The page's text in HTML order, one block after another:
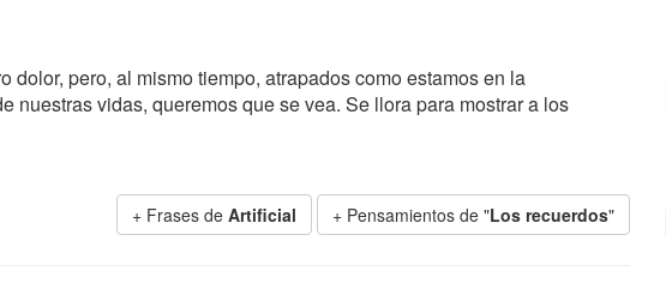
dolor, pero, al mismo tiempo, atrapados como estamos en la
nuestras vidas, queremos que se vea. Se llora para mostrar a los
+ Frases de Artificial + Pensamientos de "Los recuerdos"